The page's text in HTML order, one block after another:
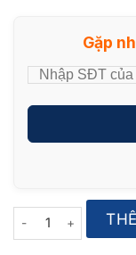
Gặp
Quantity